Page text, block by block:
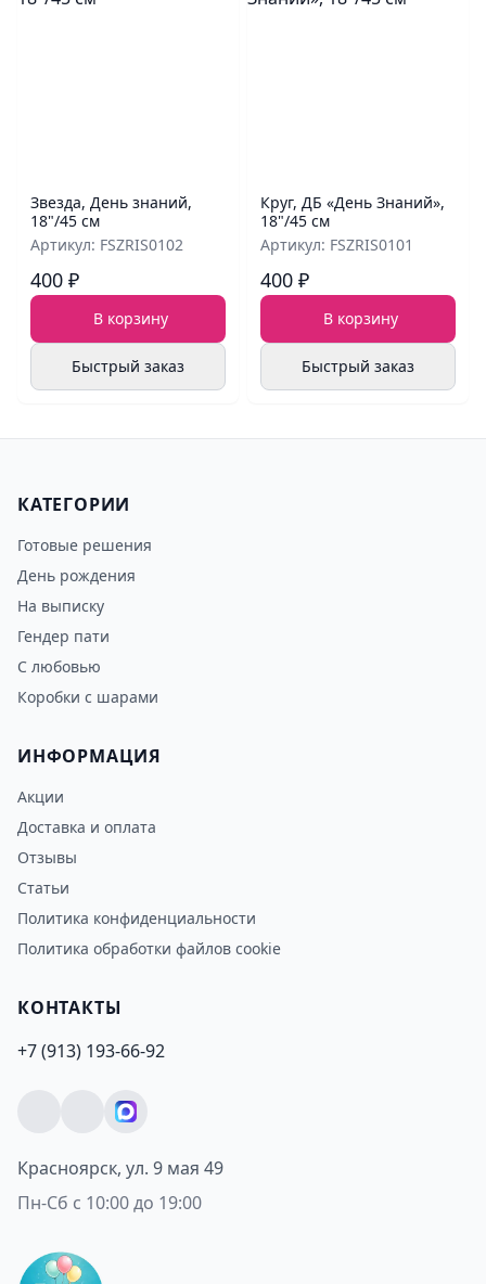
Звезда, День знаний,
18"/45 см
Артикул: FSZRIS0102
400 ₽
В корзину
Быстрый заказ
Круг, ДБ «День Знаний»,
18"/45 см
Артикул: FSZRIS0101
400 ₽
В корзину
Быстрый заказ
КАТЕГОРИИ
Готовые решения
День рождения
На выписку
Гендер пати
С любовью
Коробки с шарами
ИНФОРМАЦИЯ
Акции
Доставка и оплата
Отзывы
Статьи
Политика конфиденциальности
Политика обработки файлов cookie
КОНТАКТЫ
+7 (913) 193-66-92
Красноярск, ул. 9 мая 49
Пн-Сб с 10:00 до 19:00